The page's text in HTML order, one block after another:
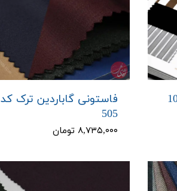
فاستونی گاباردین ترک کد
505
۸,۷۳۵,۰۰۰ تومان